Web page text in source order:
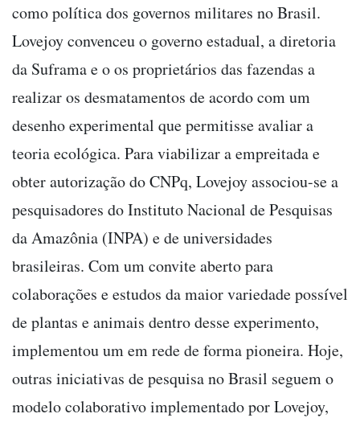
como política dos governos militares no Brasil.
Lovejoy convenceu o governo estadual, a diretoria
da Suframa e o os proprietários das fazendas a
realizar os desmatamentos de acordo com um
desenho experimental que permitisse avaliar a
teoria ecológica. Para viabilizar a empreitada e
obter autorização do CNPq, Lovejoy associou-se a
pesquisadores do Instituto Nacional de Pesquisas
da Amazônia (INPA) e de universidades
brasileiras. Com um convite aberto para
colaborações e estudos da maior variedade possível
de plantas e animais dentro desse experimento,
implementou um em rede de forma pioneira. Hoje,
outras iniciativas de pesquisa no Brasil seguem o
modelo colaborativo implementado por Lovejoy,